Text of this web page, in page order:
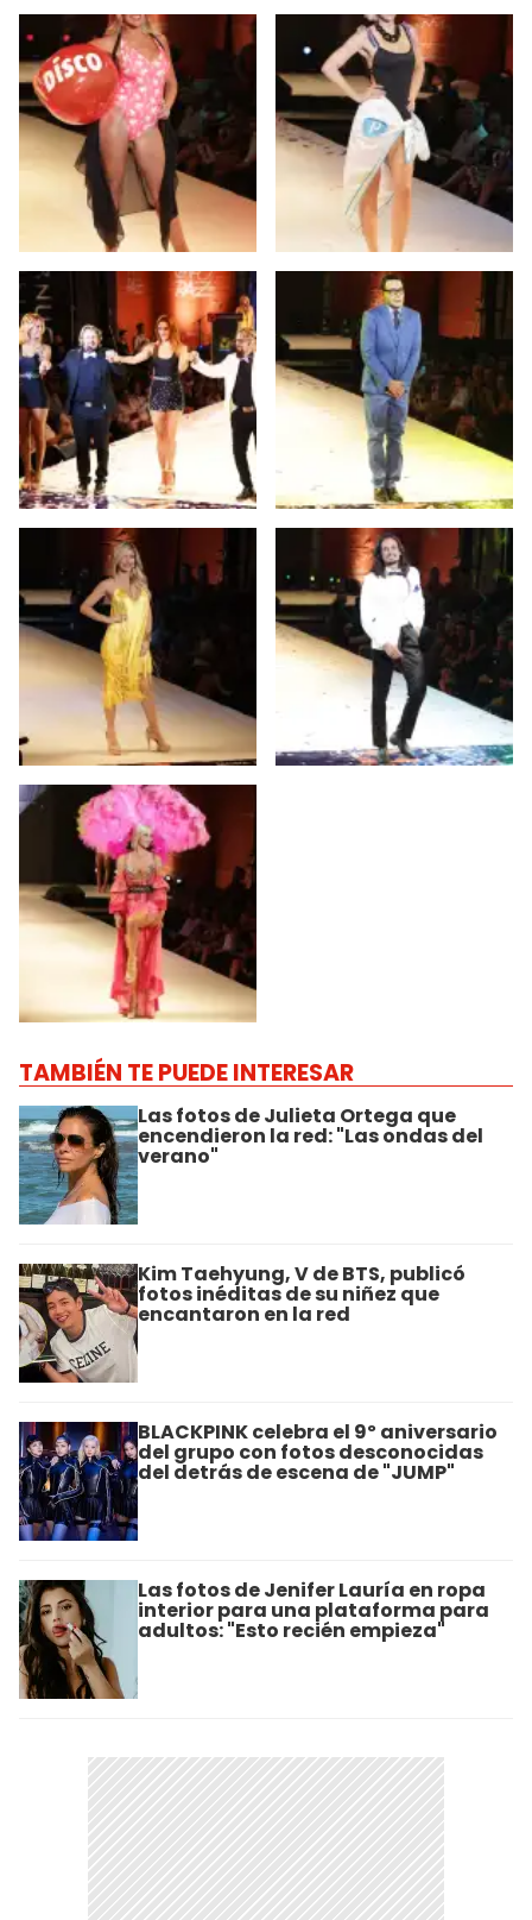
TAMBIÉN TE PUEDE INTERESAR
Las fotos de Julieta Ortega que
encendieron la red: "Las ondas del
verano"
Kim Taehyung, V de BTS, publicó
fotos inéditas de su niñez que
encantaron en la red
BLACKPINK celebra el 9º aniversario
del grupo con fotos desconocidas
del detrás de escena de "JUMP"
Las fotos de Jenifer Lauría en ropa
interior para una plataforma para
adultos: "Esto recién empieza"